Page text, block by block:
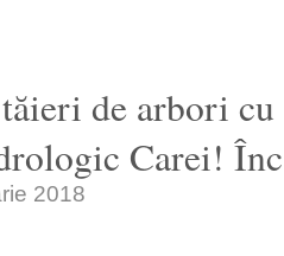
de arbori cu
Carei!
2018